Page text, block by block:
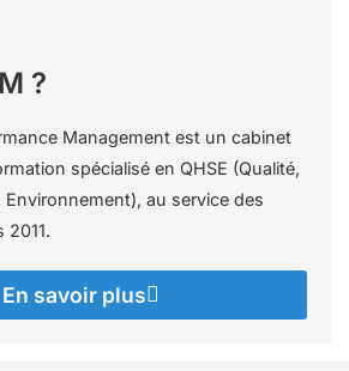
?
Management est un cabinet
spécialisé en QHSE (Qualité,
Environnement), au service des
2011.
En savoir plus